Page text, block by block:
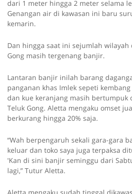
dari 1 meter hingga 2 meter selama
Genangan air di kawasan ini baru
kemarin.
Dan hingga saat ini sejumlah
Gong masih tergenang banjir.
Lantaran banjir inilah barang
panganan khas Imlek sepeti
dan kue keranjang masih bertumpuk
Teluk Gong. Aletta mengaku omset
berkurang hingga 20% saja.
“Wah berpengaruh sekali gara-gara
keluar dan toko saya juga terpaksa
'Kan di sini banjir seminggu dari
lagi,” Tutur Aletta.